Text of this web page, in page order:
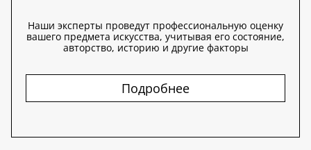
Наши эксперты проведут профессиональную оценку
вашего предмета искусства, учитывая его состояние,
авторство, историю и другие факторы
Подробнее